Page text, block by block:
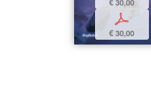
p
€ 30,00